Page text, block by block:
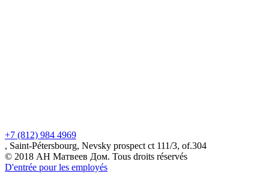
+7 (812) 984 4969
, Saint-Pétersbourg, Nevsky prospect ct 111/3, of.304
© 2018 АН Матвеев Дом. Tous droits réservés
D'entrée pour les employés